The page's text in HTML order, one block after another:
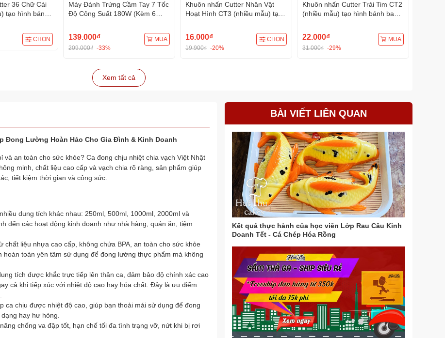
36 Chữ Cái
tạo hình bánh
CHỌN
Máy Đánh Trứng Cầm Tay 7 Tốc
Độ Công Suất 180W (Kèm 6
139.000₫
209.000₫ -33%
MUA
Khuôn nhấn Cutter Nhân Vật
Hoạt Hình CT3 (nhiều mẫu) tạo
mì, rau câu, xôi hoa đậu
16.000₫
19.900₫ -20%
CHỌN
Khuôn nhấn Cutter Trái Tim CT2
(nhiều mẫu) tạo hình bánh bao,
22.000₫
31.000₫ -29%
MUA
Xem tất cả
Đong Lường Hoàn Hảo Cho Gia Đình & Kinh Doanh
an toàn cho sức khỏe? Ca đong chịu nhiệt chia vạch Việt Nhật
minh, chất liệu cao cấp và vạch chia rõ ràng, sản phẩm giúp
tiết kiệm thời gian và công sức.
dung tích khác nhau: 250ml, 500ml, 1000ml, 2000ml và
đến các hoạt động kinh doanh như nhà hàng, quán ăn, tiệm
chất liệu nhựa cao cấp, không chứa BPA, an toàn cho sức khỏe
toàn yên tâm sử dụng để đong lường thực phẩm mà không
tích được khắc trực tiếp lên thân ca, đảm bảo độ chính xác cao
cả khi tiếp xúc với nhiệt độ cao hay hóa chất. Đây là ưu điểm
ca chịu được nhiệt độ cao, giúp bạn thoải mái sử dụng để đong
hay hư hỏng.
chống va đập tốt, hạn chế tối đa tình trạng vỡ, nứt khi bị rơi
BÀI VIẾT LIÊN QUAN
Kết quả thực hành của học viên Lớp Rau Câu Kinh
Doanh Tết - Cá Chép Hóa Rồng